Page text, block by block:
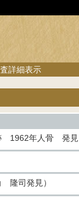
詳細表示
1962年人骨 発見
司発見）